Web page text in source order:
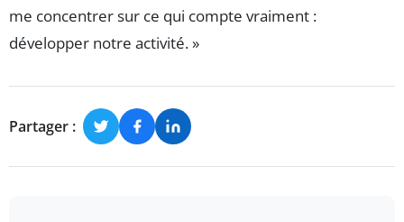
me concentrer sur ce qui compte vraiment :
développer notre activité. »
Partager :